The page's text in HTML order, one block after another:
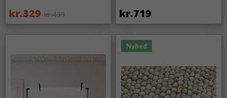
kr.329 kr.439 kr.719
Nyhed